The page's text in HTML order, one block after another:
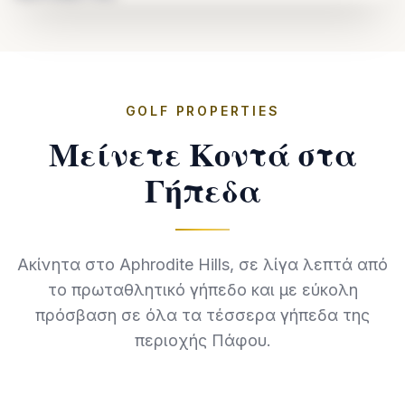
GOLF PROPERTIES
Μείνετε Κοντά στα
Γήπεδα
Ακίνητα στο Aphrodite Hills, σε λίγα λεπτά από
το πρωταθλητικό γήπεδο και με εύκολη
πρόσβαση σε όλα τα τέσσερα γήπεδα της
περιοχής Πάφου.